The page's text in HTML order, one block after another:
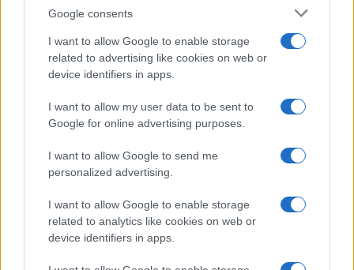
Google consents
I want to allow Google to enable storage
related to advertising like cookies on web or
device identifiers in apps.
I want to allow my user data to be sent to
Google for online advertising purposes.
I want to allow Google to send me
personalized advertising.
I want to allow Google to enable storage
related to analytics like cookies on web or
device identifiers in apps.